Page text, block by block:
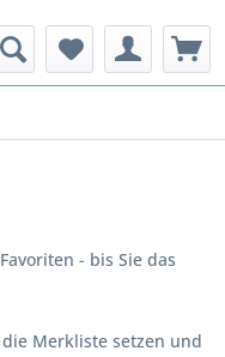
- bis Sie das
Merkliste setzen und